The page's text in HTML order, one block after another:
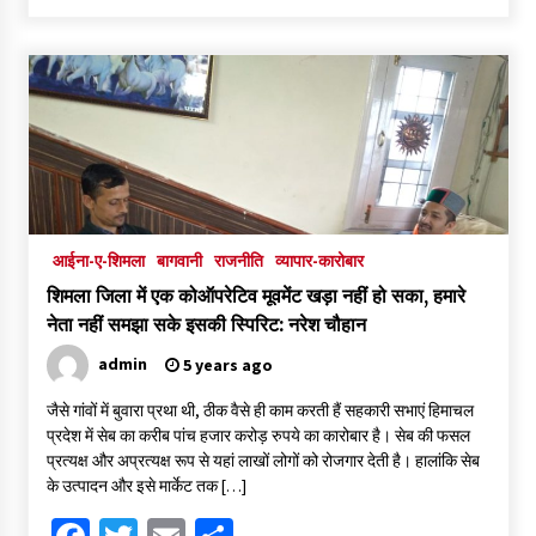
हिमाचल प्रदेश मंत्रिमंडल बैठक में लिए गए कई बड़े फैसले, कांट्रेक्ट कर्मचारी
होंगे रेगुलर, डॉक्टरों के मानदेय में बड़ी बढ़ोतरी, क्या है प्रमुख निर्णय- पढ़े पूरी
खबर
आईना-ए-शिमला बागवानी राजनीति व्यापार-कारोबार
शिमला जिला में एक कोऑपरेटिव मूवमेंट खड़ा नहीं हो सका, हमारे
नेता नहीं समझा सके इसकी स्पिरिट: नरेश चौहान
admin 5 years ago
जैसे गांवों में बुवारा प्रथा थी, ठीक वैसे ही काम करती हैं सहकारी सभाएं हिमाचल
प्रदेश में सेब का करीब पांच हजार करोड़ रुपये का कारोबार है। सेब की फसल
प्रत्यक्ष और अप्रत्यक्ष रूप से यहां लाखों लोगों को रोजगार देती है। हालांकि सेब
के उत्पादन और इसे मार्केट तक […]